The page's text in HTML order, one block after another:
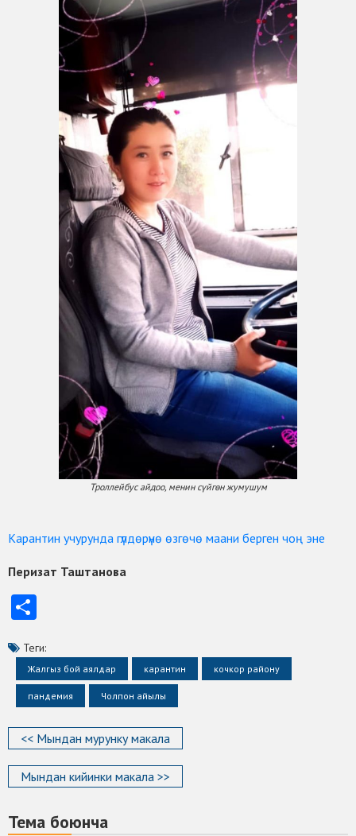
Троллейбус айдоо, менин сүйгөн жумушум
Карантин учурунда гүлдөрүнө өзгөчө маани берген чоң эне
Перизат Таштанова
Теги:
Жалгыз бой аялдар карантин кочкор району
пандемия Чолпон айылы
<< Мындан мурунку макала
Мындан кийинки макала >>
Тема боюнча